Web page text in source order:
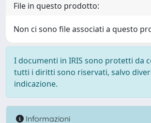
File in questo prodotto:
Non ci sono file associati a questo
I documenti in IRIS sono protetti da
tutti i diritti sono riservati, salvo
indicazione.
Informazioni